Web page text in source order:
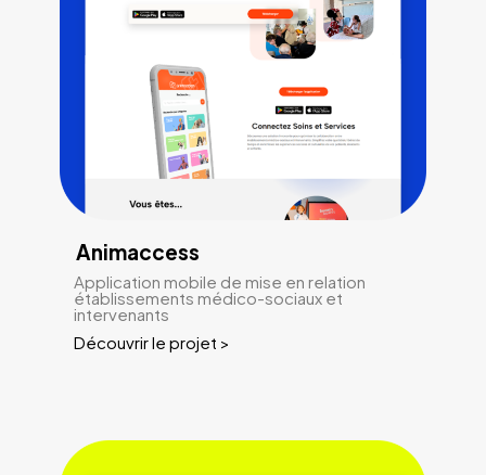
Animaccess
Application mobile de mise en relation
établissements médico-sociaux et
intervenants
Découvrir le projet >